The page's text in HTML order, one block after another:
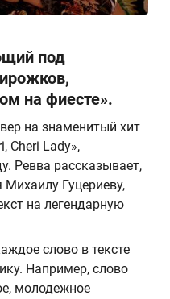
под
на фиесте».
на знаменитый хит
Cheri Lady»,
Ревва рассказывает,
Михаилу Гуцериеву,
на легендарную
слово в тексте
Например, слово
молодежное